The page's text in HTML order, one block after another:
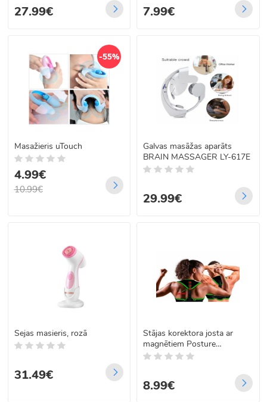
27.99€ 7.99€
-55%
Masažieris uTouch
4.99€
10.99€
Galvas masāžas aparāts
BRAIN MASSAGER LY-617E
29.99€
Sejas masieris, rozā
31.49€
Stājas korektora josta ar
magnētiem Posture
Corrector
8.99€